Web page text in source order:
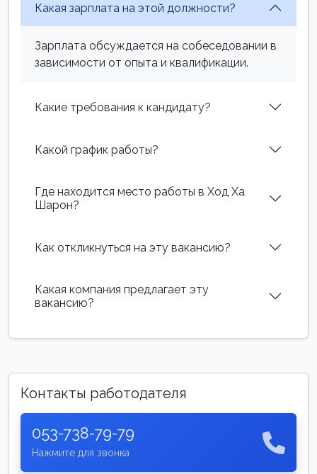
Какая зарплата на этой должности?
Зарплата обсуждается на собеседовании в
зависимости от опыта и квалификации.
Какие требования к кандидату?
Какой график работы?
Где находится место работы в Ход Ха
Шарон?
Как откликнуться на эту вакансию?
Какая компания предлагает эту
вакансию?
Контакты работодателя
053-738-79-79
Нажмите для звонка